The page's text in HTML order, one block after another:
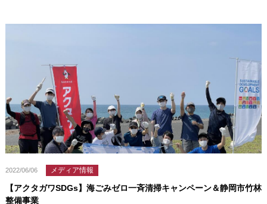
2022/06/06 メディア情報
【アクタガワSDGs】海ごみゼロ一斉清掃キャンペーン＆静岡市竹林
整備事業